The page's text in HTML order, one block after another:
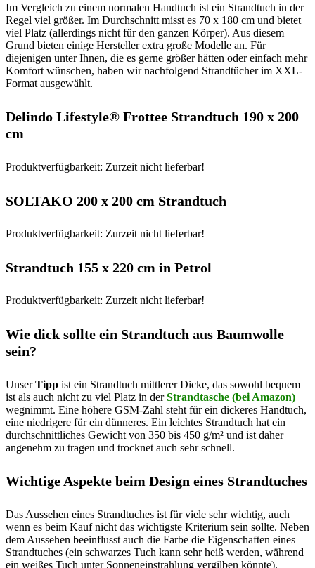
Im Vergleich zu einem normalen Handtuch ist ein Strandtuch in der
Regel viel größer. Im Durchschnitt misst es 70 x 180 cm und bietet
viel Platz (allerdings nicht für den ganzen Körper). Aus diesem
Grund bieten einige Hersteller extra große Modelle an. Für
diejenigen unter Ihnen, die es gerne größer hätten oder einfach mehr
Komfort wünschen, haben wir nachfolgend Strandtücher im XXL-
Format ausgewählt.
Delindo Lifestyle® Frottee Strandtuch 190 x 200
cm
Produktverfügbarkeit: Zurzeit nicht lieferbar!
SOLTAKO 200 x 200 cm Strandtuch
Produktverfügbarkeit: Zurzeit nicht lieferbar!
Strandtuch 155 x 220 cm in Petrol
Produktverfügbarkeit: Zurzeit nicht lieferbar!
Wie dick sollte ein Strandtuch aus Baumwolle
sein?
UnserTipp ist ein Strandtuch mittlerer Dicke, das sowohl bequem
ist als auch nicht zu viel Platz in derStrandtasche (bei Amazon)
wegnimmt. Eine höhere GSM-Zahl steht für ein dickeres Handtuch,
eine niedrigere für ein dünneres. Ein leichtes Strandtuch hat ein
durchschnittliches Gewicht von 350 bis 450 g/m² und ist daher
angenehm zu tragen und trocknet auch sehr schnell.
Wichtige Aspekte beim Design eines Strandtuches
Das Aussehen eines Strandtuches ist für viele sehr wichtig, auch
wenn es beim Kauf nicht das wichtigste Kriterium sein sollte. Neben
dem Aussehen beeinflusst auch die Farbe die Eigenschaften eines
Strandtuches (ein schwarzes Tuch kann sehr heiß werden, während
ein weißes Tuch unter Sonneneinstrahlung vergilben könnte).